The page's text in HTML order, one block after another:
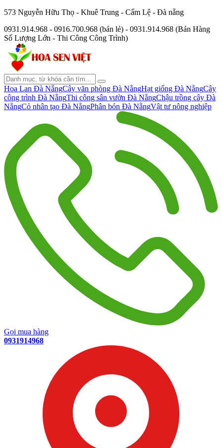
573 Nguyễn Hữu Thọ - Khuê Trung - Cẩm Lệ - Đà nẵng
0931.914.968 - 0916.700.968 (bán lẻ) - 0931.914.968 (Bán Hàng
Số Lượng Lớn - Thi Công Công Trình)
Hoa Lan Đà NẵngCây văn phòng Đà NẵngHạt giống Đà NẵngCây
công trình Đà NẵngThi công sân vườn Đà NẵngChậu trồng cây Đà
NẵngCỏ nhân tạo Đà NẵngPhân bón Đà NẵngVật tư nông nghiệp
Gọi mua hàng
0931914968